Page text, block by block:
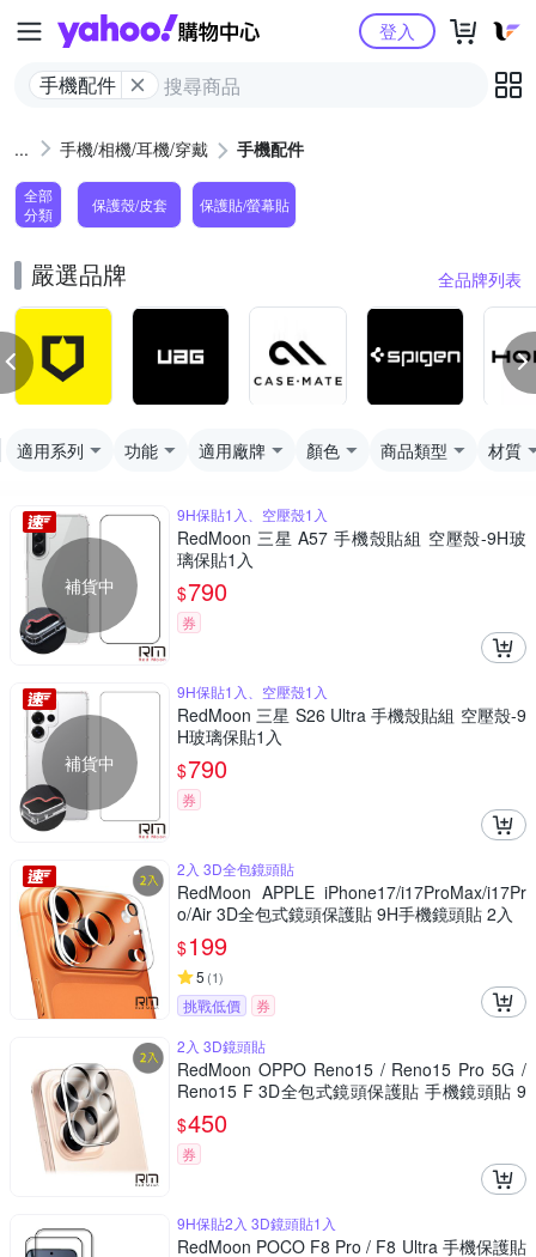
Yahoo購物中心
手機配件
登入
手機/相機/耳機/穿戴 手機配件
全部
分類
保護殼/皮套 保護貼/螢幕貼
嚴選品牌 全品牌列表
適用系列 功能 適用廠牌 顏色 商品類型 材質
補貨中
9H保貼1入、空壓殼1入
RedMoon 三星 A57 手機殼貼組 空壓殼-9H玻
璃保貼1入
$790
券
補貨中
9H保貼1入、空壓殼1入
RedMoon 三星 S26 Ultra 手機殼貼組 空壓殼-9
H玻璃保貼1入
$790
券
2入 3D全包鏡頭貼
RedMoon APPLE iPhone17/i17ProMax/i17Pr
o/Air 3D全包式鏡頭保護貼 9H手機鏡頭貼 2入
$199
5 (1)
挑戰低價
券
2入 3D鏡頭貼
RedMoon OPPO Reno15 / Reno15 Pro 5G /
Reno15 F 3D全包式鏡頭保護貼 手機鏡頭貼 9
H玻璃保貼 2入
$450
券
9H保貼2入 3D鏡頭貼1入
RedMoon POCO F8 Pro / F8 Ultra 手機保護貼